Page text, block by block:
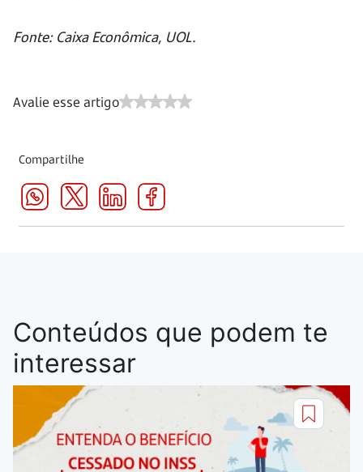
Fonte: Caixa Econômica, UOL.
Avalie esse artigo
Compartilhe
Conteúdos que podem te
interessar